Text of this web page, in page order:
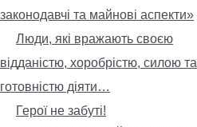
законодавчі та майнові аспекти»
Люди, які вражають своєю
відданістю, хоробрістю, силою та
готовністю діяти…
Герої не забуті!